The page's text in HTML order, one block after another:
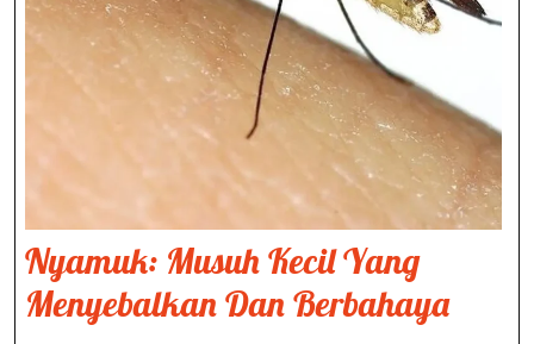
Nyamuk: Musuh Kecil Yang
Menyebalkan Dan Berbahaya